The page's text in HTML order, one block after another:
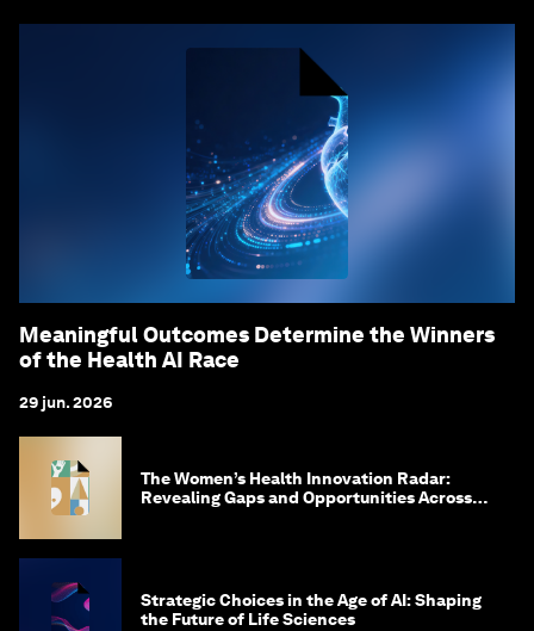
Meaningful Outcomes Determine the Winners
of the Health AI Race
29 jun. 2026
The Women’s Health Innovation Radar:
Revealing Gaps and Opportunities Across
Strategic Choices in the Age of AI: Shaping
the Future of Life Sciences